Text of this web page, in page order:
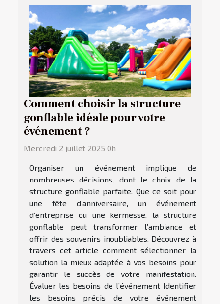
Comment choisir la structure
gonflable idéale pour votre
événement ?
Mercredi 2 juillet 2025 0h
Organiser un événement implique de
nombreuses décisions, dont le choix de la
structure gonflable parfaite. Que ce soit pour
une fête d’anniversaire, un événement
d’entreprise ou une kermesse, la structure
gonflable peut transformer l’ambiance et
offrir des souvenirs inoubliables. Découvrez à
travers cet article comment sélectionner la
solution la mieux adaptée à vos besoins pour
garantir le succès de votre manifestation.
Évaluer les besoins de l’événement Identifier
les besoins précis de votre événement